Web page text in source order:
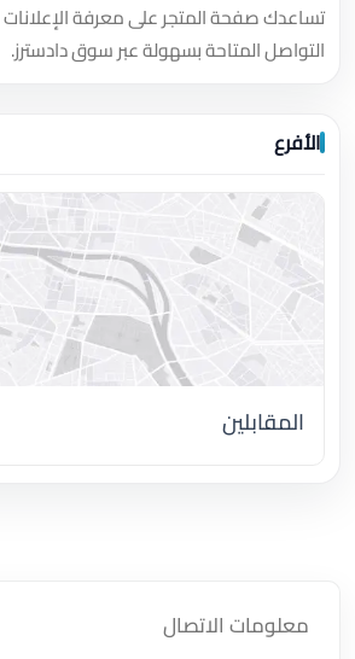
تساعدك صفحة المتجر على معرفة
التواصل المتاحة بسهولة عبر سوق دادسترز.
الأفرع
المقابلين
معلومات الاتصال